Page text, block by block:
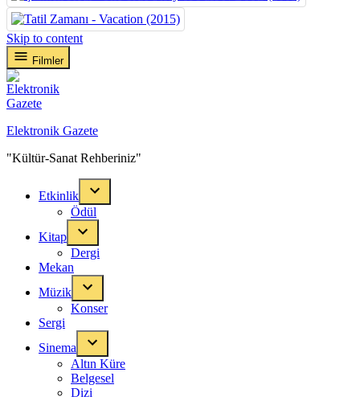
Skip to content
Filmler
Elektronik Gazete
"Kültür-Sanat Rehberiniz"
Etkinlik
Ödül
Kitap
Dergi
Mekan
Müzik
Konser
Sergi
Sinema
Altın Küre
Belgesel
Dizi